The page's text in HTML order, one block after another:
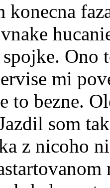
konecna
Ono
mi
to bezne.
som
z nicoho